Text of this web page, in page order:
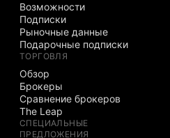
Возможности
Подписки
Рыночные данные
Подарочные подписки
ТОРГОВЛЯ
Обзор
Брокеры
Сравнение брокеров
The Leap
СПЕЦИАЛЬНЫЕ
ПРЕДЛОЖЕНИЯ